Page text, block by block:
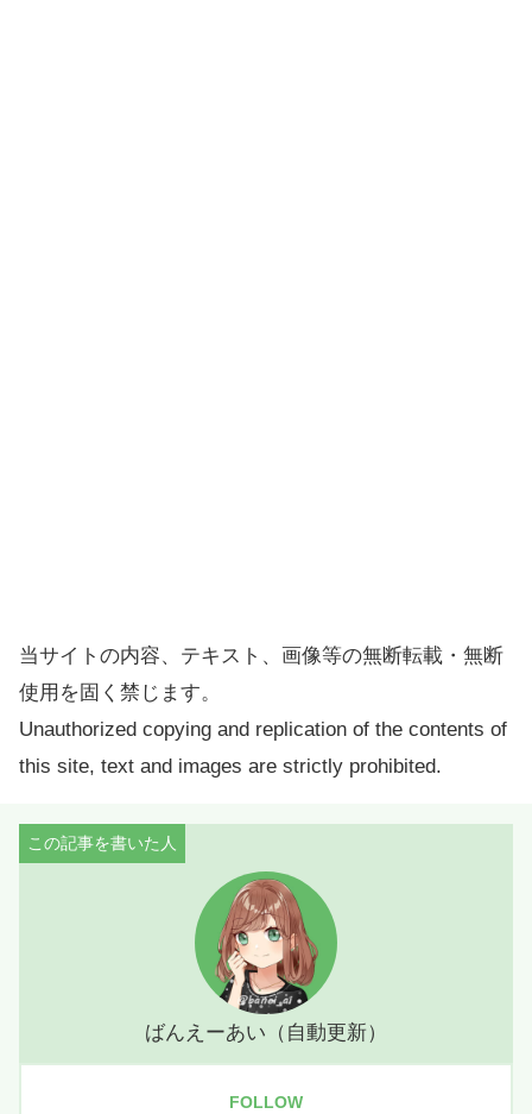
当サイトの内容、テキスト、画像等の無断転載・無断
使用を固く禁じます。
Unauthorized copying and replication of the contents of
this site, text and images are strictly prohibited.
ばんえーあい（自動更新）
FOLLOW